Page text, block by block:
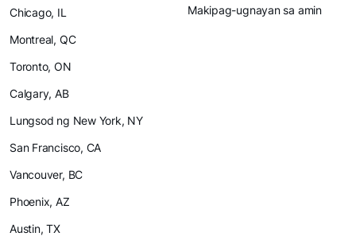
Chicago, IL
Montreal, QC
Toronto, ON
Calgary, AB
Lungsod ng New York, NY
San Francisco, CA
Vancouver, BC
Phoenix, AZ
Austin, TX
Makipag-ugnayan sa amin